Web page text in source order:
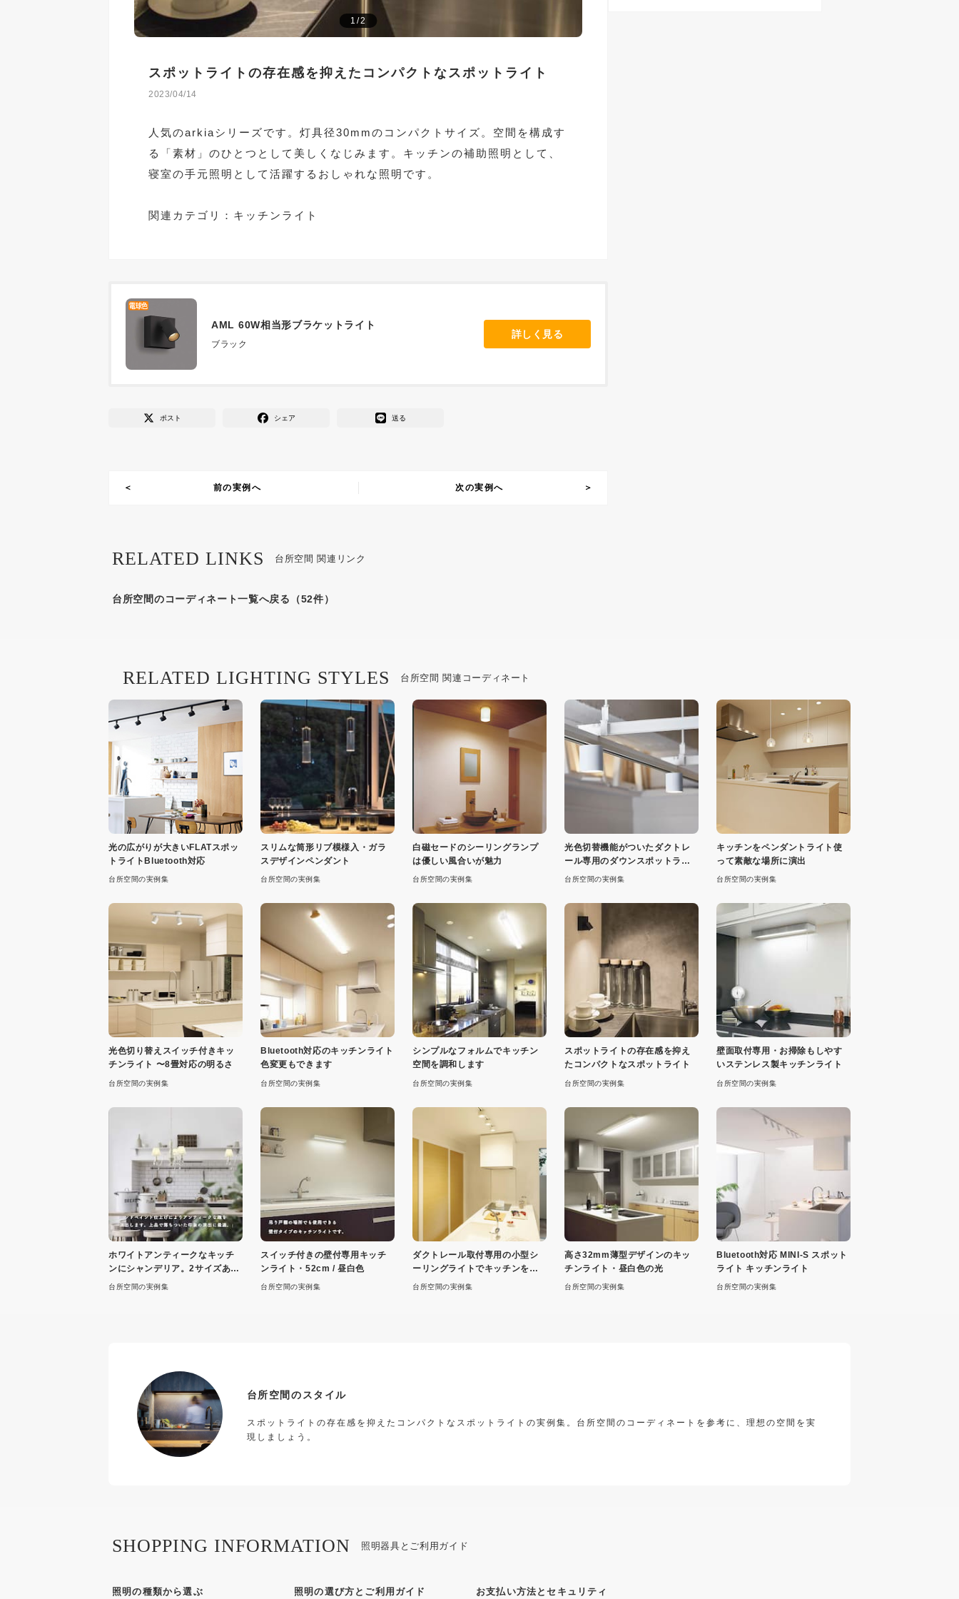
1/2
スポットライトの存在感を抑えたコンパクトなスポットライト
2023/04/14
人気のarkiaシリーズです。灯具径30mmのコンパクトサイズ。空間を構成す
る「素材」のひとつとして美しくなじみます。キッチンの補助照明として、
寝室の手元照明として活躍するおしゃれな照明です。
関連カテゴリ： キッチンライト
AML 60W相当形ブラケットライト
ブラック
詳しく見る
ポスト シェア 送る
前の実例へ 次の実例へ
台所空間 関連リンク
RELATED LINKS
台所空間のコーディネート一覧へ戻る（52件）
台所空間 関連コーディネート
RELATED LIGHTING STYLES
光の広がりが大きいFLATスポッ
トライトBluetooth対応
台所空間の実例集
スリムな筒形リブ模様入・ガラ
スデザインペンダント
台所空間の実例集
白磁セードのシーリングランプ
は優しい風合いが魅力
台所空間の実例集
光色切替機能がついたダクトレ
ール専用のダウンスポットライ
ト
台所空間の実例集
キッチンをペンダントライト使
って素敵な場所に演出
台所空間の実例集
光色切り替えスイッチ付きキッ
チンライト 〜8畳対応の明るさ
台所空間の実例集
Bluetooth対応のキッチンライト
色変更もできます
台所空間の実例集
シンプルなフォルムでキッチン
空間を調和します
台所空間の実例集
スポットライトの存在感を抑え
たコンパクトなスポットライト
台所空間の実例集
壁面取付専用・お掃除もしやす
いステンレス製キッチンライト
台所空間の実例集
ホワイトアンティークなキッチ
ンにシャンデリア。2サイズあり
ます
台所空間の実例集
スイッチ付きの壁付専用キッチ
ンライト・52cm / 昼白色
台所空間の実例集
ダクトレール取付専用の小型シ
ーリングライトでキッチンを明
るく
台所空間の実例集
高さ32mm薄型デザインのキッ
チンライト・昼白色の光
台所空間の実例集
Bluetooth対応 MINI-S スポット
ライト キッチンライト
台所空間の実例集
台所空間のスタイル
スポットライトの存在感を抑えたコンパクトなスポットライトの実例集。台所空間のコーディネートを参考に、理想の空間を実
現しましょう。
照明器具とご利用ガイド
SHOPPING INFORMATION
照明の種類から選ぶ 照明の選び方とご利用ガイド お支払い方法とセキュリティ